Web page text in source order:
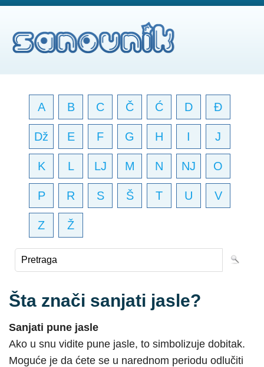
A B C Č Ć D Đ
Dž E F G H I J
K L LJ M N NJ O
P R S Š T U V
Z Ž
Šta znači sanjati jasle?
Sanjati pune jasle
Ako u snu vidite pune jasle, to simbolizuje dobitak.
Moguće je da ćete se u narednom periodu odlučiti